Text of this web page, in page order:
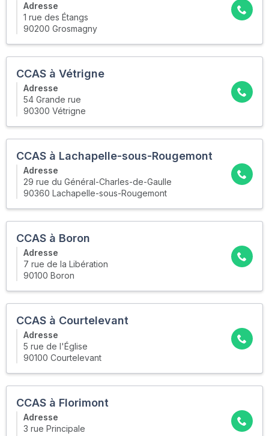
Adresse
1 rue des Étangs
90200 Grosmagny
CCAS à Vétrigne
Adresse
54 Grande rue
90300 Vétrigne
CCAS à Lachapelle-sous-Rougemont
Adresse
29 rue du Général-Charles-de-Gaulle
90360 Lachapelle-sous-Rougemont
CCAS à Boron
Adresse
7 rue de la Libération
90100 Boron
CCAS à Courtelevant
Adresse
5 rue de l'Église
90100 Courtelevant
CCAS à Florimont
Adresse
3 rue Principale